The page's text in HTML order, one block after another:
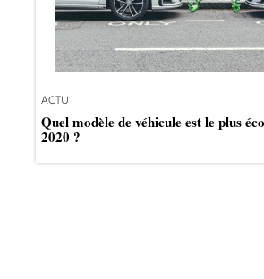
ACTU
Quel modèle de véhicule est le plus
2020 ?